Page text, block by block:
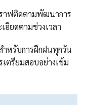
าฟติดตามพัฒนาการ
เอียดตามช่วงเวลา
ำหรับการฝึกฝนทุกวัน
เตรียมสอบอย่างเข้ม